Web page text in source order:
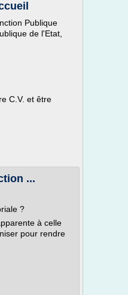
Publique
de l'Etat,
C.V. et être
...
?
à celle
pour rendre